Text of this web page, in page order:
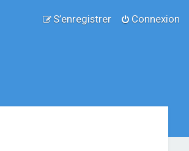
Connexion
S’enregistrer